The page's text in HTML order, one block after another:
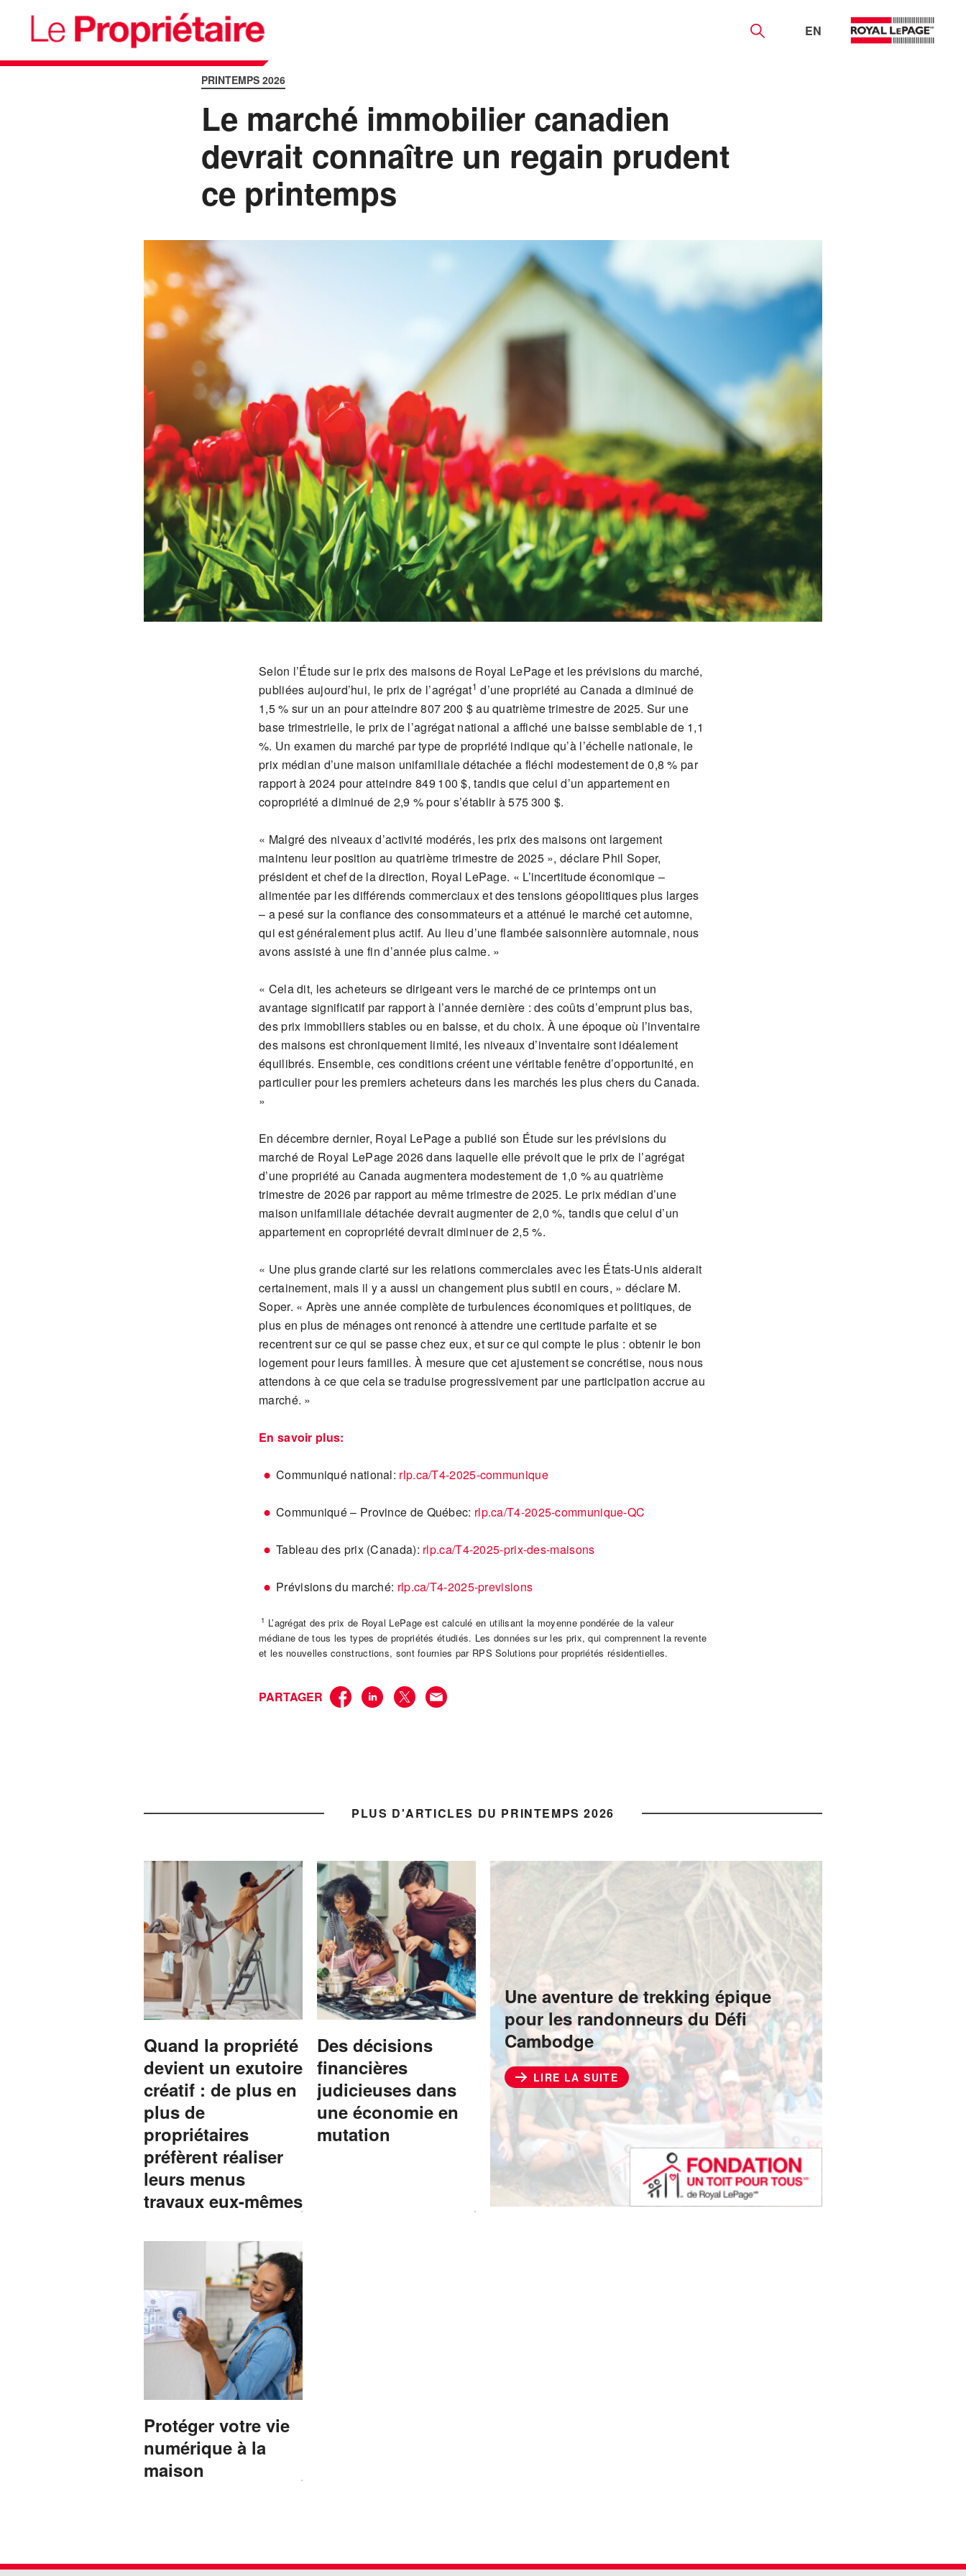
EN
PRINTEMPS 2026
Le marché immobilier canadien
devrait connaître un regain prudent
ce printemps
Selon l’Étude sur le prix des maisons de Royal LePage et les prévisions du marché,
publiées aujourd’hui, le prix de l’agrégat1 d’une propriété au Canada a diminué de
1,5 % sur un an pour atteindre 807 200 $ au quatrième trimestre de 2025. Sur une
base trimestrielle, le prix de l’agrégat national a affiché une baisse semblable de 1,1
%. Un examen du marché par type de propriété indique qu’à l’échelle nationale, le
prix médian d’une maison unifamiliale détachée a fléchi modestement de 0,8 % par
rapport à 2024 pour atteindre 849 100 $, tandis que celui d’un appartement en
copropriété a diminué de 2,9 % pour s’établir à 575 300 $.
« Malgré des niveaux d’activité modérés, les prix des maisons ont largement
maintenu leur position au quatrième trimestre de 2025 », déclare Phil Soper,
président et chef de la direction, Royal LePage. « L’incertitude économique –
alimentée par les différends commerciaux et des tensions géopolitiques plus larges
– a pesé sur la confiance des consommateurs et a atténué le marché cet automne,
qui est généralement plus actif. Au lieu d’une flambée saisonnière automnale, nous
avons assisté à une fin d’année plus calme. »
« Cela dit, les acheteurs se dirigeant vers le marché de ce printemps ont un
avantage significatif par rapport à l’année dernière : des coûts d’emprunt plus bas,
des prix immobiliers stables ou en baisse, et du choix. À une époque où l’inventaire
des maisons est chroniquement limité, les niveaux d’inventaire sont idéalement
équilibrés. Ensemble, ces conditions créent une véritable fenêtre d’opportunité, en
particulier pour les premiers acheteurs dans les marchés les plus chers du Canada.
»
En décembre dernier, Royal LePage a publié son Étude sur les prévisions du
marché de Royal LePage 2026 dans laquelle elle prévoit que le prix de l’agrégat
d’une propriété au Canada augmentera modestement de 1,0 % au quatrième
trimestre de 2026 par rapport au même trimestre de 2025. Le prix médian d’une
maison unifamiliale détachée devrait augmenter de 2,0 %, tandis que celui d’un
appartement en copropriété devrait diminuer de 2,5 %.
« Une plus grande clarté sur les relations commerciales avec les États-Unis aiderait
certainement, mais il y a aussi un changement plus subtil en cours, » déclare M.
Soper. « Après une année complète de turbulences économiques et politiques, de
plus en plus de ménages ont renoncé à attendre une certitude parfaite et se
recentrent sur ce qui se passe chez eux, et sur ce qui compte le plus : obtenir le bon
logement pour leurs familles. À mesure que cet ajustement se concrétise, nous nous
attendons à ce que cela se traduise progressivement par une participation accrue au
marché. »
En savoir plus:
Communiqué national: rlp.ca/T4-2025-communique
Communiqué – Province de Québec: rlp.ca/T4-2025-communique-QC
Tableau des prix (Canada): rlp.ca/T4-2025-prix-des-maisons
Prévisions du marché: rlp.ca/T4-2025-previsions
1 L’agrégat des prix de Royal LePage est calculé en utilisant la moyenne pondérée de la valeur
médiane de tous les types de propriétés étudiés. Les données sur les prix, qui comprennent la revente
et les nouvelles constructions, sont fournies par RPS Solutions pour propriétés résidentielles.
PARTAGER
PLUS D'ARTICLES DU PRINTEMPS 2026
Quand la propriété
devient un exutoire
créatif : de plus en
plus de
propriétaires
préfèrent réaliser
leurs menus
travaux eux-mêmes
Des décisions
financières
judicieuses dans
une économie en
mutation
Une aventure de trekking épique
pour les randonneurs du Défi
Cambodge
LIRE LA SUITE
Protéger votre vie
numérique à la
maison